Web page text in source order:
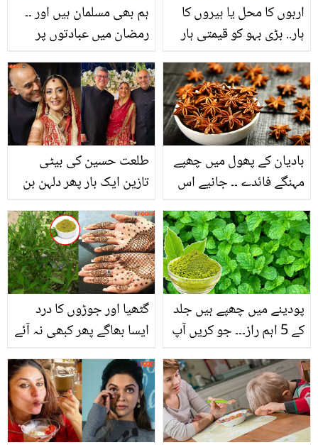
ہم بھی مسلمان ہیں اور ۔۔
رمضان میں عبادتوں پر
تنقید کرنے والوں کو منال
خان کا کرارا جواب، ویڈیو
اربوں کا محل یا ہیروں کا
ہار.. بڑی بہو کو قیمتی ہار
دینے والے دنیا کے رئیس
ترین ساس سسر چھوٹی
بہو کو تحفے میں کیا دے
رہے ہیں؟
طلعت حسین کی بیٹی
تازین ایک بار پھر دلہن بن
گئیں.. دوسرا شوہر کون ہے؟
بادیان کے پھول میں چھپے
مہنگے فائدے ۔۔ جانیے اس
کے 10 زبردست کمال جس
کے استعمال کے بعد آپ کے
بھی ہزاروں روپے بچ سکتے
ہیں
گٹھیا اور جوڑوں کا درد
ایسا بھاگے پھر کبھی نہ آئے
۔۔ مہندی کے پودے کے 4
حیرت انگیز فوائس جسے
جان کر آج ہی یہ پودا گھر
لے آئیں گے
پودینے میں چھپے ہیں جلد
کے 5 اہم راز۔۔۔ جو کریں آپ
کی خوبصورتی میں اضافہ